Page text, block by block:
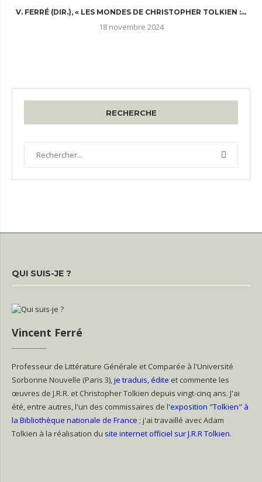
V. FERRÉ (DIR.), « LES MONDES DE CHRISTOPHER TOLKIEN :...
18 novembre 2024
RECHERCHE
QUI SUIS-JE ?
Vincent Ferré
Professeur de Littérature Générale et Comparée à l'Université
Sorbonne Nouvelle (Paris 3),je traduis, édite et commente les
œuvres de J.R.R. et Christopher Tolkien depuis vingt-cinq ans. J'ai
été, entre autres, l'un des commissaires de l'exposition "Tolkien" à
la Bibliothèque nationale de France ; j'ai travaillé avec Adam
Tolkien à la réalisation du site internet officiel sur J.R.R Tolkien.